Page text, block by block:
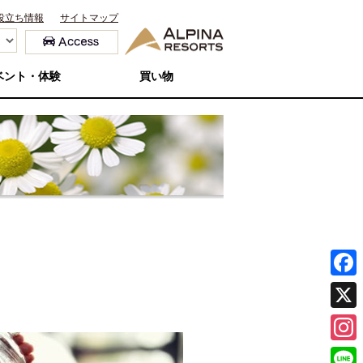
立ち情報 サイトマップ
ント・体験 買い物
F
a
c
X
I